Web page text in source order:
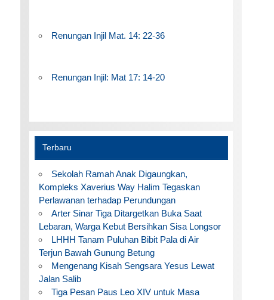
Renungan Injil Mat. 14: 22-36
Renungan Injil: Mat 17: 14-20
Terbaru
Sekolah Ramah Anak Digaungkan,
Kompleks Xaverius Way Halim Tegaskan
Perlawanan terhadap Perundungan
Arter Sinar Tiga Ditargetkan Buka Saat
Lebaran, Warga Kebut Bersihkan Sisa Longsor
LHHH Tanam Puluhan Bibit Pala di Air
Terjun Bawah Gunung Betung
Mengenang Kisah Sengsara Yesus Lewat
Jalan Salib
Tiga Pesan Paus Leo XIV untuk Masa